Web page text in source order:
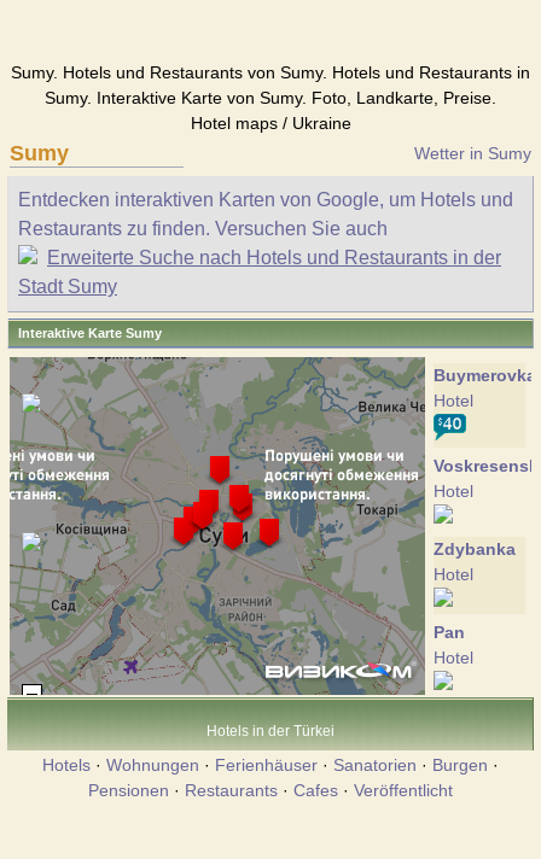
Sumy. Hotels und Restaurants von Sumy. Hotels und Restaurants in
Sumy. Interaktive Karte von Sumy. Foto, Landkarte, Preise.
Hotel maps / Ukraine
Sumy Wetter in Sumy
Entdecken interaktiven Karten von Google, um Hotels und
Restaurants zu finden. Versuchen Sie auch
Erweiterte Suche nach Hotels und Restaurants in der
Stadt Sumy
Interaktive Karte Sumy
Buymerovka
Hotel
Hotel
Zdybanka
Hotel
Pan
Hotel
Hotel
Psyol
Hotels in der Türkei
Hotels · Wohnungen · Ferienhäuser · Sanatorien · Burgen ·
Pensionen · Restaurants · Cafes · Veröffentlicht